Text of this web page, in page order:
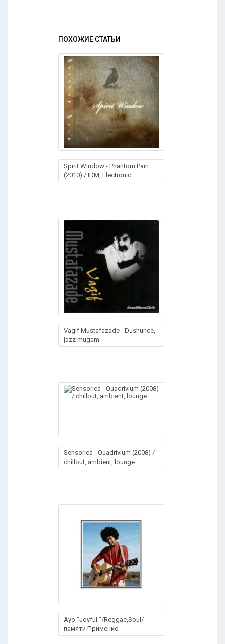
ПОХОЖИЕ СТАТЬИ
Spirit Window - Phantom Pain
(2010) / IDM, Electronic
Vagif Mustafazade - Dushunce,
jazz mugam
Sensorica - Quadrivium (2008) /
chillout, ambient, lounge
Ayo "Joyful "/Reggae,Soul/
памяти Применко